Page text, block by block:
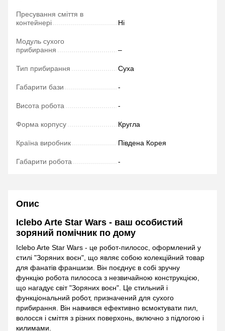
Пресування сміття в
контейнері
Ні
Модуль сухого
прибирання
–
Тип прибирання Суха
Габарити бази -
Висота робота -
Форма корпусу Кругла
Країна виробник Південа Корея
Габарити робота -
Опис
Iclebo Arte Star Wars - ваш особистий
зоряний помічник по дому
Iclebo Arte Star Wars - це робот-пилосос, оформлений у
стилі "Зоряних воєн", що являє собою колекційний товар
для фанатів франшизи. Він поєднує в собі зручну
функцію робота пилососа з незвичайною конструкцією,
що нагадує світ "Зоряних воєн". Це стильний і
функціональний робот, призначений для сухого
прибирання. Він навчився ефективно всмоктувати пил,
волосся і сміття з різних поверхонь, включно з підлогою і
килимами.